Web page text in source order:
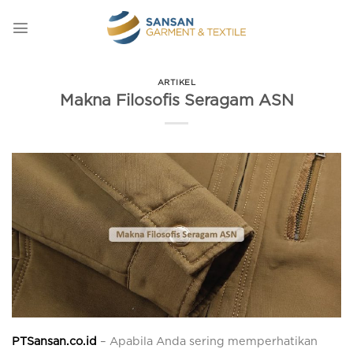
content
ARTIKEL
Makna Filosofis Seragam ASN
PTSansan.co.id – Apabila Anda sering memperhatikan